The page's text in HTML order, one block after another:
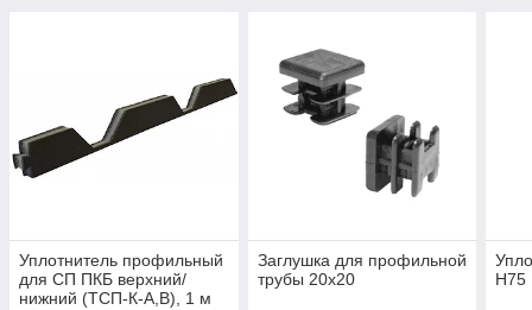
Уплотнитель профильный
для СП ПКБ верхний/
нижний (ТСП-К-А,В), 1 м
Заглушка для профильной
трубы 20х20
Н75